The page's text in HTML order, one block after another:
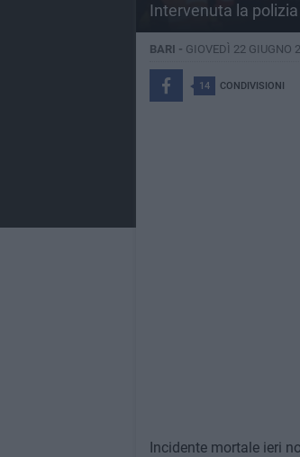
Intervenuta la
BARI - GIOVEDÌ 22 GIUGNO
14 CONDIVISIONI
Incidente mortale ieri